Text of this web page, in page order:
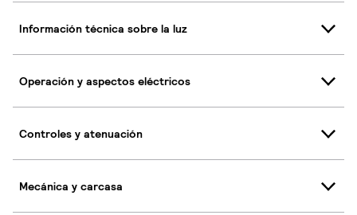
Información técnica sobre la luz
Operación y aspectos eléctricos
Controles y atenuación
Mecánica y carcasa